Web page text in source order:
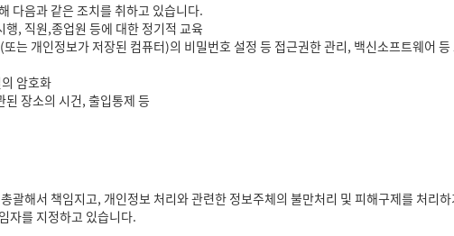
다음과 같은 조치를 취하고 있습니다.
, 직원,종업원 등에 대한 정기적 교육
는 개인정보가 저장된 컴퓨터)의 비밀번호 설정 등 접근권한 관리, 백신소프트웨어 등
암호화
장소의 시건, 출입통제 등
괄해서 책임지고, 개인정보 처리와 관련한 정보주체의 불만처리 및 피해구제를 처리하
자를 지정하고 있습니다.